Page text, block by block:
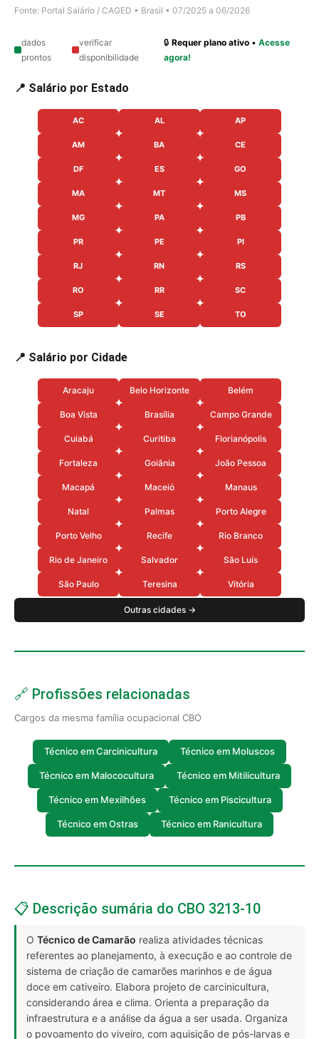
Fonte: Portal Salário / CAGED • Brasil • 07/2025 a 06/2026
dados
prontos
verificar
disponibilidade
🔒Requer plano ativo •Acesse
agora!
📍 Salário por Estado
AC AL AP
AM BA CE
DF ES GO
MA MT MS
MG PA PB
PR PE PI
RJ RN RS
RO RR SC
SP SE TO
📍 Salário por Cidade
Aracaju Belo Horizonte Belém
Boa Vista Brasília Campo Grande
Cuiabá Curitiba Florianópolis
Fortaleza Goiânia João Pessoa
Macapá Maceió Manaus
Natal Palmas Porto Alegre
Porto Velho Recife Rio Branco
Rio de Janeiro Salvador São Luís
São Paulo Teresina Vitória
Outras cidades →
🔗 Profissões relacionadas
Cargos da mesma família ocupacional CBO
Técnico em Carcinicultura Técnico em Moluscos
Técnico em Malococultura Técnico em Mitilicultura
Técnico em Mexilhões Técnico em Piscicultura
Técnico em Ostras Técnico em Ranicultura
📋 Descrição sumária do CBO 3213-10
O Técnico de Camarão realiza atividades técnicas
referentes ao planejamento, à execução e ao controle de
sistema de criação de camarões marinhos e de água
doce em cativeiro. Elabora projeto de carcinicultura,
considerando área e clima. Orienta a preparação da
infraestrutura e a análise da água a ser usada. Organiza
o povoamento do viveiro, com aquisição de pós-larvas e